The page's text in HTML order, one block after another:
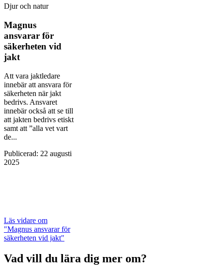
Djur och natur
Magnus
ansvarar för
säkerheten vid
jakt
Att vara jaktledare
innebär att ansvara för
säkerheten när jakt
bedrivs. Ansvaret
innebär också att se till
att jakten bedrivs etiskt
samt att ”alla vet vart
de...
Publicerad: 22 augusti
2025
Läs vidare om
"Magnus ansvarar för
säkerheten vid jakt"
Vad vill du lära dig mer om?